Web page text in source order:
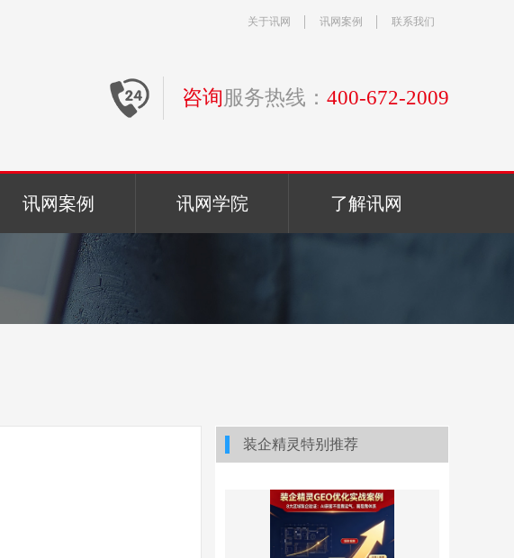
关于讯网 讯网案例 联系我们
咨询服务热线： 400-672-2009
讯网案例 讯网学院 了解讯网
装企精灵特别推荐